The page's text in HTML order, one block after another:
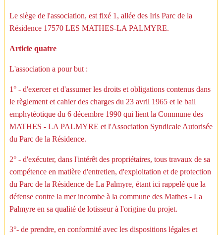
Le siège de l'association, est fixé 1, allée des Iris Parc de la
Résidence 17570 LES MATHES-LA PALMYRE.
Article quatre
L'association a pour but :
1° - d'exercer et d'assumer les droits et obligations contenus dans
le règlement et cahier des charges du 23 avril 1965 et le bail
emphytéotique du 6 décembre 1990 qui lient la Commune des
MATHES - LA PALMYRE et l'Association Syndicale Autorisée
du Parc de la Résidence.
2° - d'exécuter, dans l'intérêt des propriétaires, tous travaux de sa
compétence en matière d'entretien, d'exploitation et de protection
du Parc de la Résidence de La Palmyre, étant ici rappelé que la
défense contre la mer incombe à la commune des Mathes - La
Palmyre en sa qualité de lotisseur à l'origine du projet.
3°- de prendre, en conformité avec les dispositions légales et